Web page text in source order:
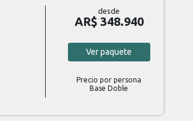
desde
AR$ 348.940
Verpaquete
Precio por persona
Base Doble